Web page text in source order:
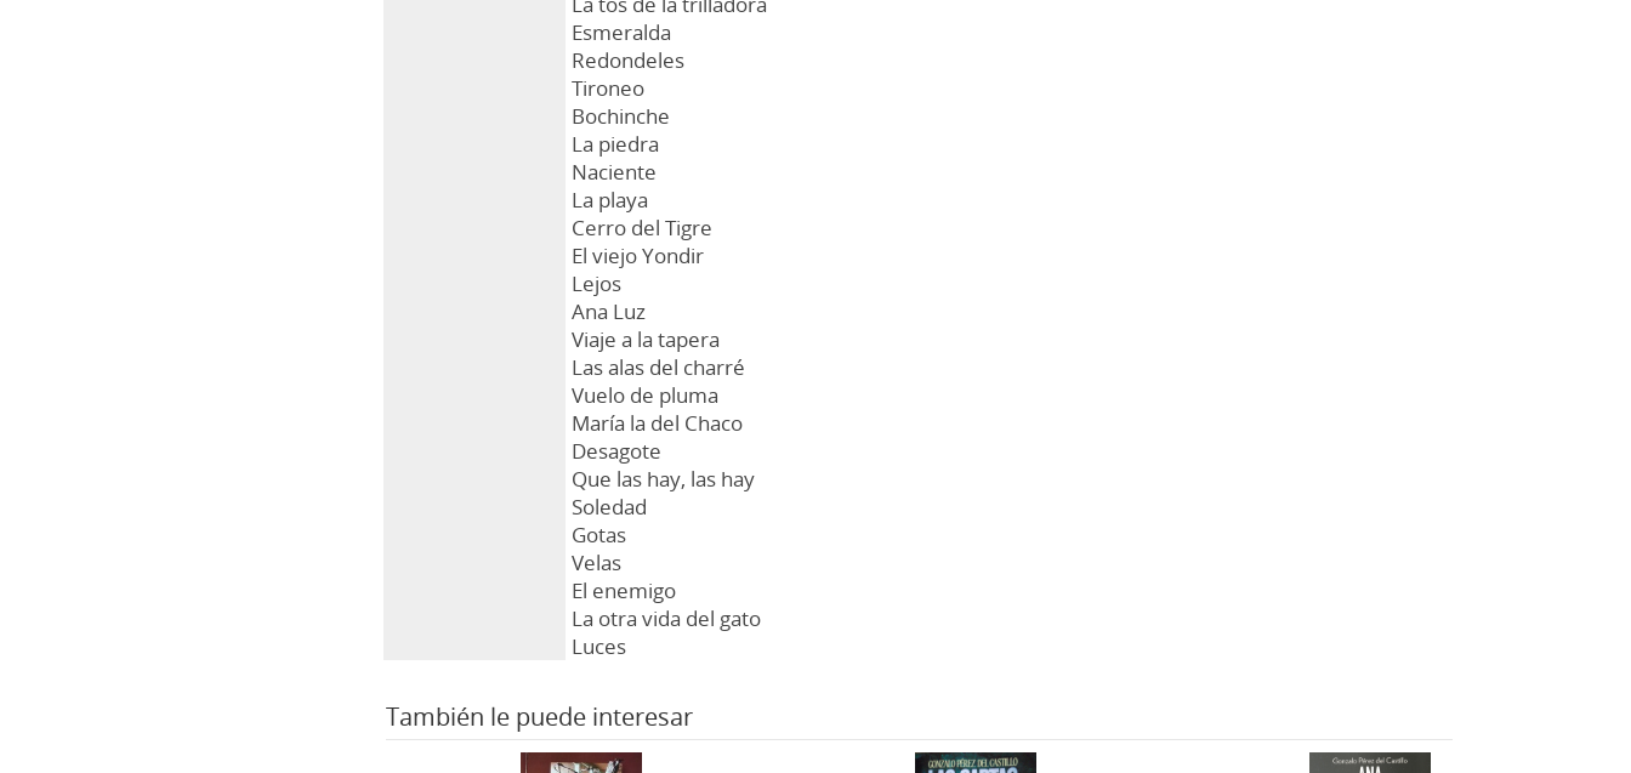
Esmeralda
Redondeles
Tironeo
Bochinche
La piedra
Naciente
La playa
Cerro del Tigre
El viejo Yondir
Lejos
Ana Luz
Viaje a la tapera
Las alas del charré
Vuelo de pluma
María la del Chaco
Desagote
Que las hay, las hay
Soledad
Gotas
Velas
El enemigo
La otra vida del gato
Luces
También le puede interesar